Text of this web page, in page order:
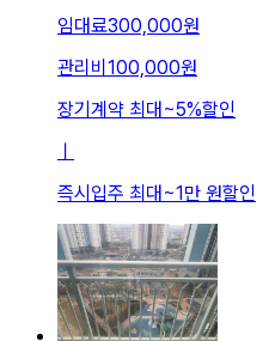
임대료300,000원
관리비 100,000원
장기계약 최대~5%할인
ㅣ
즉시입주 최대~1만 원할인